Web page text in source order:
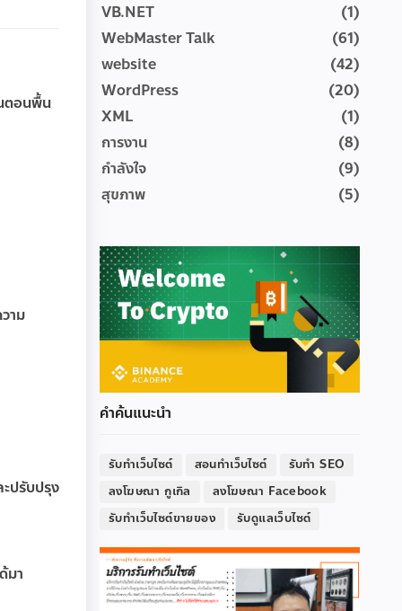
ตอนพื้น
าม
ปรับปรุง
มา
VB.NET
(1)
WebMaster Talk
(61)
website
(42)
WordPress
(20)
XML
(1)
การงาน
(8)
กำลังใจ
(9)
สุขภาพ
(5)
คำค้นแนะนำ
รับทำเว็บไซต์ สอนทำเว็บไซต์
รับทำ SEO
ลงโฆษณา กูเกิล
ลงโฆษณา Facebook
รับทำเว็บไซต์ขายของ
รับดูแลเว็บไซต์